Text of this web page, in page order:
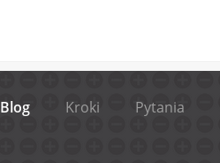
Blog Kroki Pytania